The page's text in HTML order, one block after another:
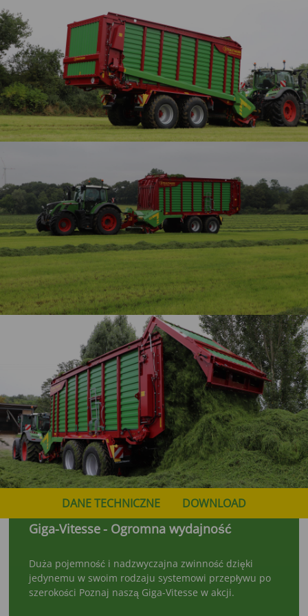
DANE TECHNICZNE DOWNLOAD
Giga-Vitesse- Ogromna wydajność
Duża pojemność i nadzwyczajna zwinność dzięki
jedynemu w swoim rodzaju systemowi przepływu po
szerokości Poznaj naszą Giga-Vitesse w akcji.